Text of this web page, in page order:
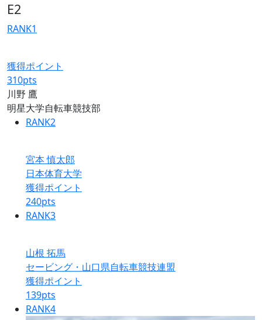
E2
RANK1
獲得ポイント
310pts
川野 鷹
明星大学自転車競技部
RANK2
宮本 慎太郎
日本体育大学
獲得ポイント
240pts
RANK3
山根 拓馬
セービング・山口県自転車競技連盟
獲得ポイント
139pts
RANK4